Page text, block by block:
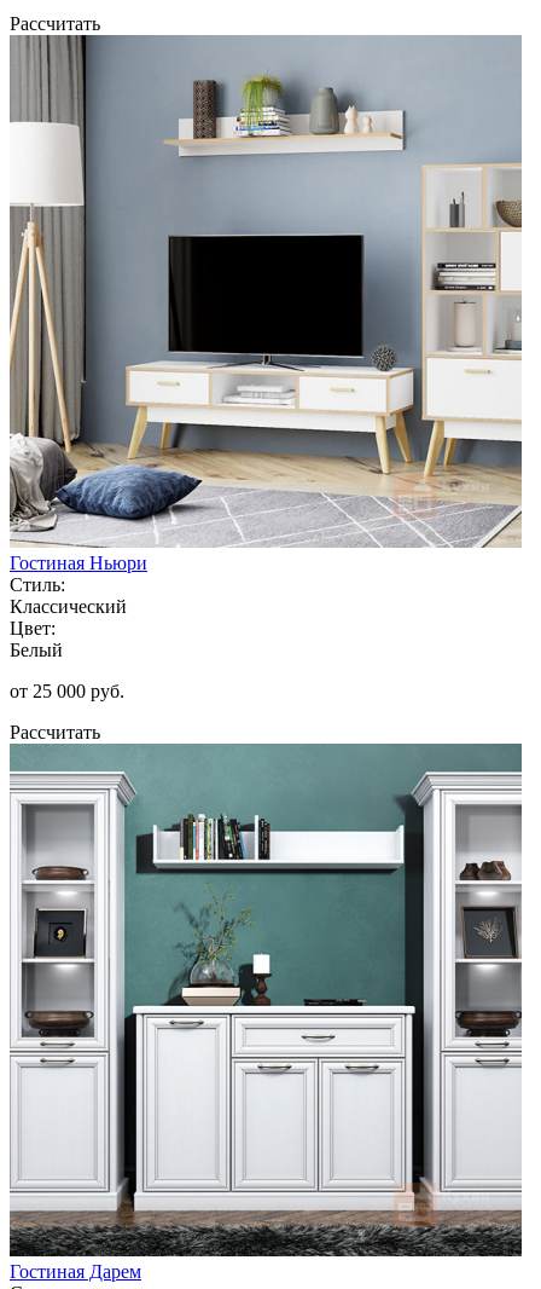
Рассчитать
Гостиная Ньюри
Стиль:
Классический
Цвет:
Белый
от 25 000 руб.
Рассчитать
Гостиная Дарем